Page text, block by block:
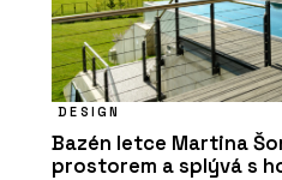
DESIGN
Bazén letce Martina
prostorem a splývá s